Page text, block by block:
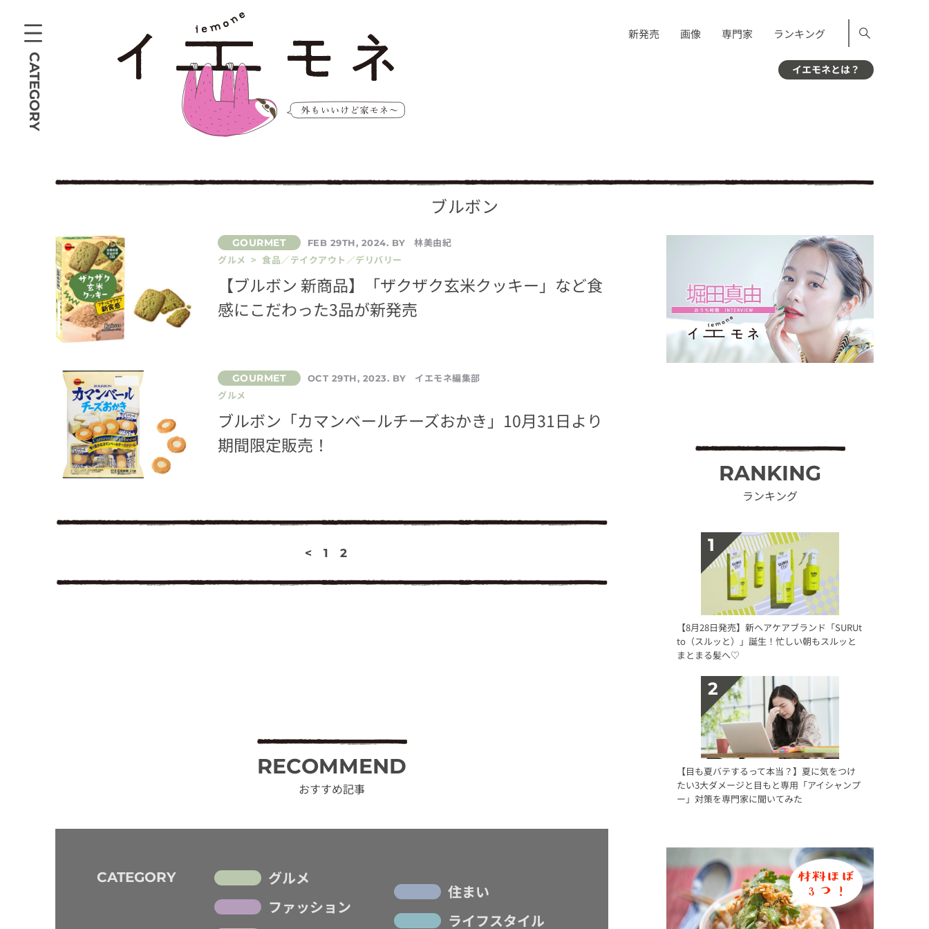
CATEGORY
新発売 画像 専門家 ランキング
イエモネとは？
ブルボン
FEB 29TH, 2024. BY
林美由紀
グルメ > 食品／テイクアウト／デリバリー
【ブルボン 新商品】「ザクザク玄米クッキー」など食
感にこだわった3品が新発売
OCT 29TH, 2023. BY
イエモネ編集部
グルメ
ブルボン「カマンベールチーズおかき」10月31日より
期間限定販売！
< 1 2
RECOMMEND
おすすめ記事
CATEGORY
グルメ
ファッション
住まい
ライフスタイル
RANKING
ランキング
【8月28日発売】新ヘアケアブランド「SURUt
to（スルッと）」誕生！忙しい朝もスルッと
まとまる髪へ♡
【目も夏バテするって本当？】夏に気をつけ
たい3大ダメージと目もと専用「アイシャンプ
ー」対策を専門家に聞いてみた